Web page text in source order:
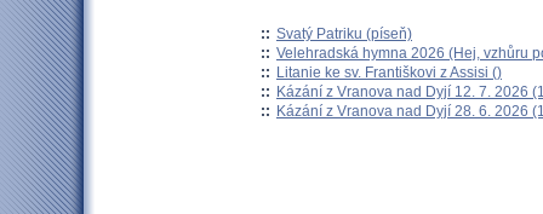
:: Svatý Patriku (píseň)
:: Velehradská hymna 2026 (Hej, vzhůru
:: Litanie ke sv. Františkovi z Assisi ()
:: Kázání z Vranova nad Dyjí 12. 7. 2026
:: Kázání z Vranova nad Dyjí 28. 6. 2026